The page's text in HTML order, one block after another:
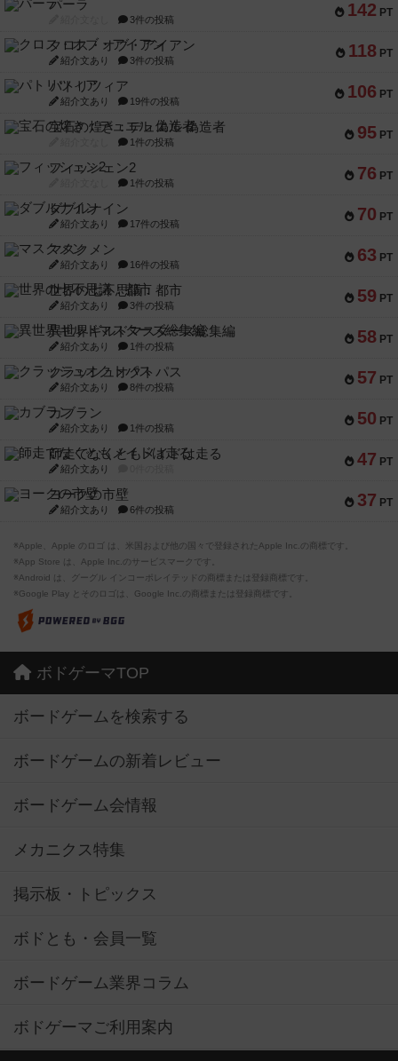
142 PT
パーラ
3件の投稿
118 PT
クロス・オブ・アイアン
紹介文あり 3件の投稿
106 PT
パトリツィア
紹介文あり 19件の投稿
95 PT
宝石の煌き：デュエル 偽造者
1件の投稿
76 PT
フィッシェン2
1件の投稿
70 PT
ダブルナイン
紹介文あり 17件の投稿
63 PT
マスクメン
紹介文あり 16件の投稿
59 PT
世界の七不思議：都市
紹介文あり 3件の投稿
58 PT
異世界ギルドマスターズ総集編
紹介文あり 1件の投稿
57 PT
クラッシュオクトパス
紹介文あり 8件の投稿
50 PT
カブラン
紹介文あり 1件の投稿
47 PT
師走でなくともメイドは走る
紹介文あり
37 PT
ヨークの市壁
紹介文あり 6件の投稿
※Apple、Apple のロゴ は、米国および他の国々で登録されたApple Inc.の商標です。
※App Store は、Apple Inc.のサービスマークです。
※Android は、グーグル インコーポレイテッドの商標または登録商標です。
※Google Play とそのロゴは、Google Inc.の商標または登録商標です。
ボドゲーマTOP
ボードゲームを検索する
ボードゲームの新着レビュー
ボードゲーム会情報
メカニクス特集
掲示板・トピックス
ボドとも・会員一覧
ボードゲーム業界コラム
ボドゲーマご利用案内